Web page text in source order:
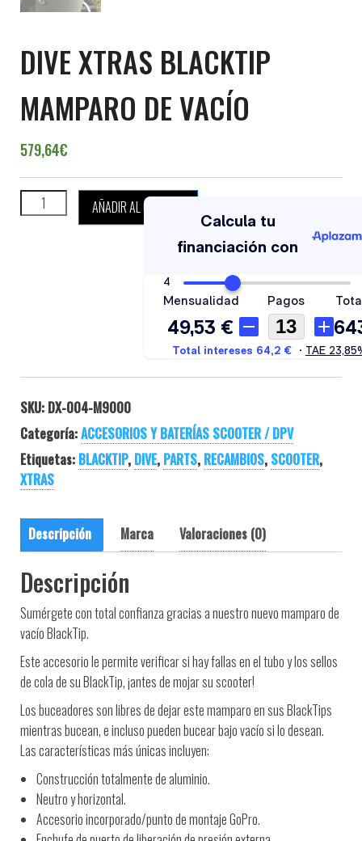
DIVE XTRAS BLACKTIP
MAMPARO DE VACÍO
579,64€
DIVE XTRAS BLACKTIP MAMPARO DE VACÍO cantidad
AÑADIR AL CARRITO
SKU: DX-004-M9000
Categoría:ACCESORIOS Y BATERÍAS SCOOTER / DPV
Etiquetas: BLACKTIP, DIVE, PARTS, RECAMBIOS, SCOOTER,
XTRAS
Descripción Marca Valoraciones (0)
Descripción
Sumérgete con total confianza gracias a nuestro nuevo mamparo de
vacío BlackTip.
Este accesorio le permite verificar si hay fallas en el tubo y los sellos
de cola de su BlackTip, ¡antes de mojar su scooter!
Los buceadores son libres de dejar este mamparo en sus BlackTips
mientras bucean, e incluso pueden bucear bajo vacío si lo desean.
Las características más únicas incluyen:
Construcción totalmente de aluminio.
Neutro y horizontal.
Accesorio incorporado/punto de montaje GoPro.